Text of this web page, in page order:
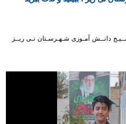
دانــش آمـوزی شـهـرسـتان نـی ریــز